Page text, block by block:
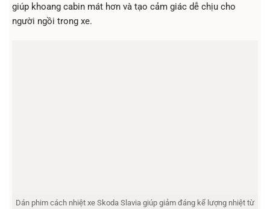
giúp khoang cabin mát hơn và tạo cảm giác dễ chịu cho
người ngồi trong xe.
Dán phim cách nhiệt xe Skoda Slavia giúp giảm đáng kể lượng nhiệt từ